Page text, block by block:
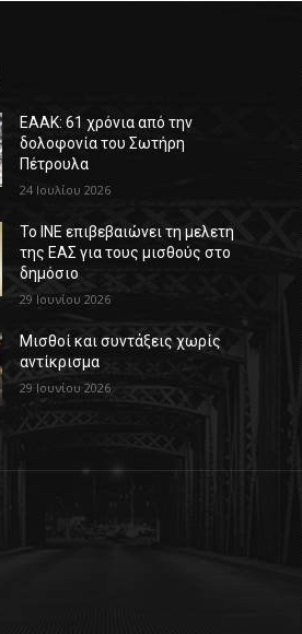
ΕΑΑΚ: 61 χρόνια από την
δολοφονία του Σωτήρη
Πέτρουλα
24 Ιουλίου 2026
Το ΙΝΕ επιβεβαιώνει τη μελετη
της ΕΑΣ για τους μισθούς στο
δημόσιο
29 Ιουνίου 2026
Μισθοί και συντάξεις χωρίς
αντίκρισμα
29 Ιουνίου 2026